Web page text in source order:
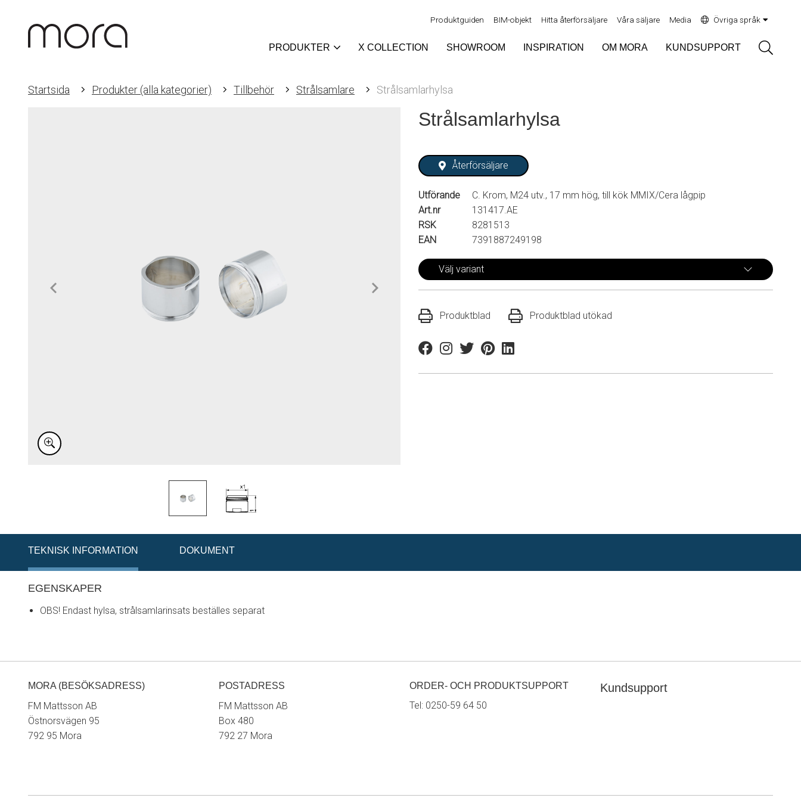
Produktguiden BIM-objekt Hitta återförsäljare Våra säljare Media Övriga språk
PRODUKTER X COLLECTION SHOWROOM INSPIRATION OM MORA KUNDSUPPORT
Startsida Produkter (alla kategorier) Tillbehör Strålsamlare Strålsamlarhylsa
Strålsamlarhylsa
Återförsäljare
Utförande
C. Krom, M24 utv., 17 mm hög, till kök MMIX/Cera lågpip
Art.nr
131417.AE
RSK
8281513
EAN
7391887249198
Välj variant
Produktblad Produktblad utökad
FacebookInstagram
TwitterPinterestLinkedin
TEKNISK INFORMATION DOKUMENT
EGENSKAPER
OBS! Endast hylsa, strålsamlarinsats beställes separat
MORA (BESÖKSADRESS)
FM Mattsson AB
Östnorsvägen 95
792 95 Mora
POSTADRESS
FM Mattsson AB
Box 480
792 27 Mora
ORDER- OCH PRODUKTSUPPORT
Tel: 0250-59 64 50
Kundsupport